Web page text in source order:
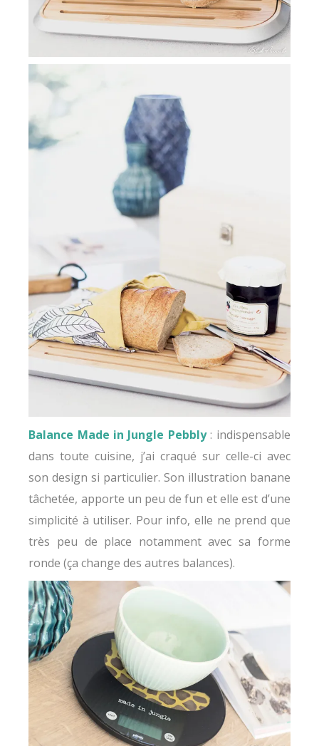
Balance Made in Jungle Pebbly: indispensable
dans toute cuisine, j’ai craqué sur celle-ci avec
son design si particulier. Son illustration banane
tâchetée, apporte un peu de fun et elle est d’une
simplicité à utiliser. Pour info, elle ne prend que
très peu de place notamment avec sa forme
ronde (ça change des autres balances).